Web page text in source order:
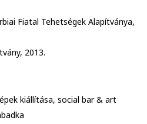
Fiatal Tehetségek Alapítványa,
2013.
kiállítása, social bar & art